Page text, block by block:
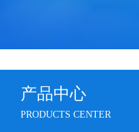
产品中心
PRODUCTS CENTER